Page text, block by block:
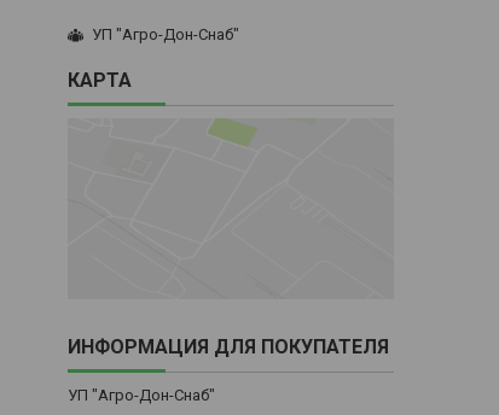
УП "Агро-Дон-Снаб"
КАРТА
ИНФОРМАЦИЯ ДЛЯ ПОКУПАТЕЛЯ
УП "Агро-Дон-Снаб"